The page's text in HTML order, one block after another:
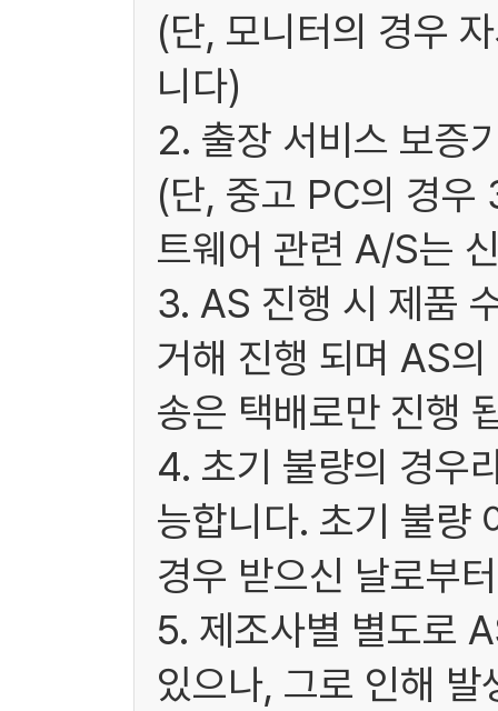
(단, 모니터의 경우
니다)
2. 출장 서비스 보증
(단, 중고 PC의 경우
트웨어 관련 A/S는
3. AS 진행 시 제품
거해 진행 되며 AS
송은 택배로만 진행
4. 초기 불량의 경우
능합니다. 초기 불량
경우 받으신 날로부
5. 제조사별 별도로
있으나, 그로 인해